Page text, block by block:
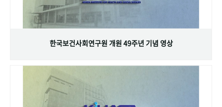
주년 기념
성과 50선 숫자로 보는 50년
VR 역사관
한국보건사회연구원 개원 49주년 기념 영상